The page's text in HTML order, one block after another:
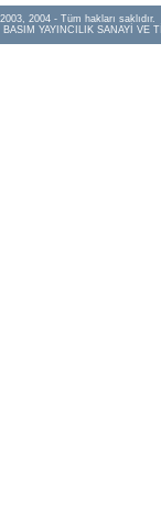
2004 - Tüm hakları saklıdır.
YAYINCILIK SANAYİ VE